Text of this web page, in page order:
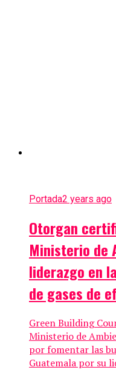
Portada2 years ago
Otorgan
Ministerio de
liderazgo en
de gases de
Green Building
Ministerio de
por fomentar las
Guatemala por su